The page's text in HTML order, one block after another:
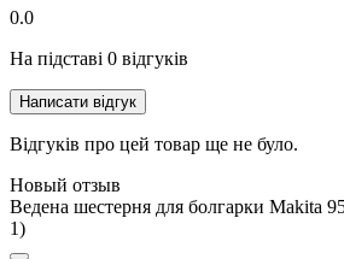
0.0
На підставі 0 відгуків
Написати відгук
Відгуків про цей товар ще не було.
Новый отзыв
Ведена шестерня для болгарки Makita
1)